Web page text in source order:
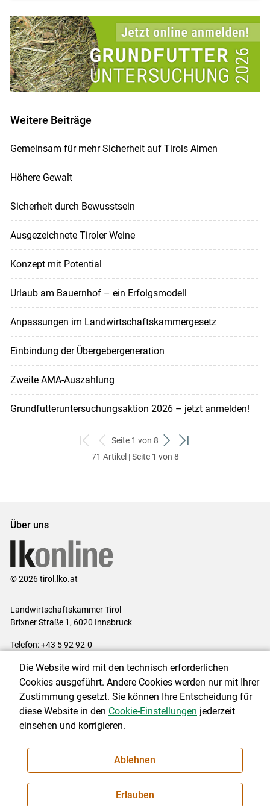
Weitere Beiträge
Gemeinsam für mehr Sicherheit auf Tirols Almen
Höhere Gewalt
Sicherheit durch Bewusstsein
Ausgezeichnete Tiroler Weine
Konzept mit Potential
Urlaub am Bauernhof – ein Erfolgsmodell
Anpassungen im Landwirtschaftskammergesetz
Einbindung der Übergebergeneration
Zweite AMA-Auszahlung
Grundfutteruntersuchungsaktion 2026 – jetzt anmelden!
zum
ersten
zurück
zum
Seite 1 von 8
weiter
zum
zum
71 Artikel | Seite 1 von 8
Über uns
© 2026 tirol.lko.at
Landwirtschaftskammer Tirol
Brixner Straße 1, 6020 Innsbruck
Telefon: +43 5 92 92-0
Impressum|Kontakt|Datenschutzerklärung|Barrierefreiheit|
Cookie-Einstellungen
NEWSLETTER
Die Website wird mit den technisch erforderlichen
Cookies ausgeführt. Andere Cookies werden nur mit Ihrer
Zustimmung gesetzt. Sie können Ihre Entscheidung für
diese Website in den Cookie-Einstellungen jederzeit
einsehen und korrigieren.
Ablehnen
Erlauben